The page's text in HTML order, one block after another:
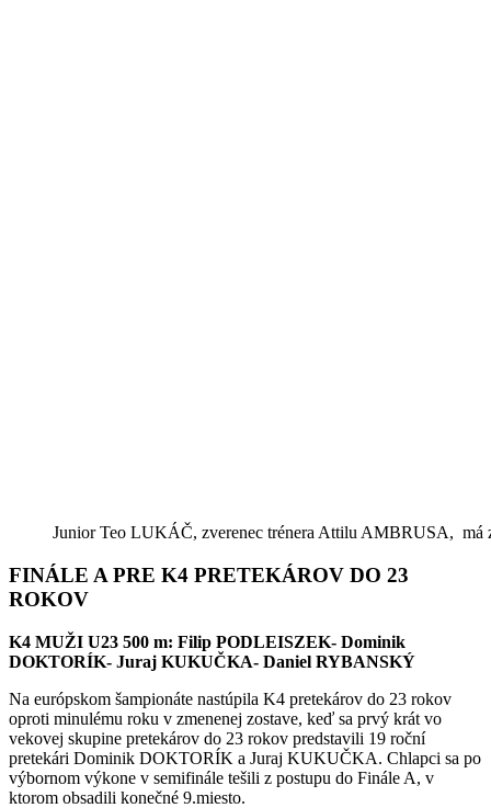
Junior Teo LUKÁČ, zverenec trénera Attilu AMBRUSA, má
FINÁLE A PRE K4 PRETEKÁROV DO 23
ROKOV
K4 MUŽI U23 500 m: Filip PODLEISZEK- Dominik
DOKTORÍK- Juraj KUKUČKA- Daniel RYBANSKÝ
Na európskom šampionáte nastúpila K4 pretekárov do 23 rokov
oproti minulému roku v zmenenej zostave, keď sa prvý krát vo
vekovej skupine pretekárov do 23 rokov predstavili 19 roční
pretekári Dominik DOKTORÍK a Juraj KUKUČKA. Chlapci sa po
výbornom výkone v semifinále tešili z postupu do Finále A, v
ktorom obsadili konečné 9.miesto.